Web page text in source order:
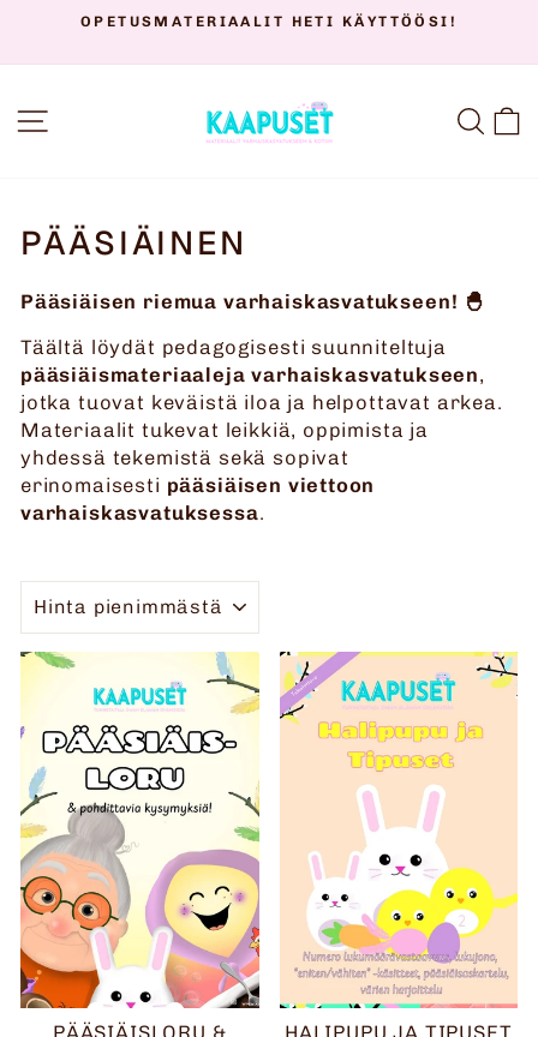
OPETUSMATERIAALIT
SIVUSTON NAVIGOINTI
PÄÄSIÄINEN
Pääsiäisen riemua varhaiskasvatukseen! 🐣
Täältä löydät pedagogisesti suunniteltuja
pääsiäismateriaaleja varhaiskasvatukseen,
jotka tuovat keväistä iloa ja helpottavat arkea.
Materiaalit tukevat leikkiä, oppimista ja
yhdessä tekemistä sekä sopivat
erinomaisesti pääsiäisen viettoon
varhaiskasvatuksessa.